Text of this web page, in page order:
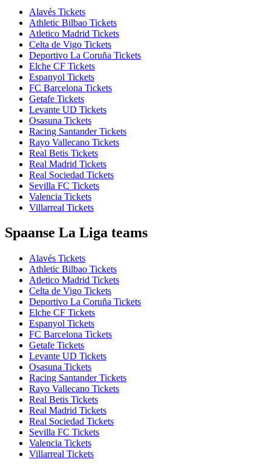
Alavés Tickets
Athletic Bilbao Tickets
Atletico Madrid Tickets
Celta de Vigo Tickets
Deportivo La Coruña Tickets
Elche CF Tickets
Espanyol Tickets
FC Barcelona Tickets
Getafe Tickets
Levante UD Tickets
Osasuna Tickets
Racing Santander Tickets
Rayo Vallecano Tickets
Real Betis Tickets
Real Madrid Tickets
Real Sociedad Tickets
Sevilla FC Tickets
Valencia Tickets
Villarreal Tickets
Spaanse La Liga teams
Alavés Tickets
Athletic Bilbao Tickets
Atletico Madrid Tickets
Celta de Vigo Tickets
Deportivo La Coruña Tickets
Elche CF Tickets
Espanyol Tickets
FC Barcelona Tickets
Getafe Tickets
Levante UD Tickets
Osasuna Tickets
Racing Santander Tickets
Rayo Vallecano Tickets
Real Betis Tickets
Real Madrid Tickets
Real Sociedad Tickets
Sevilla FC Tickets
Valencia Tickets
Villarreal Tickets